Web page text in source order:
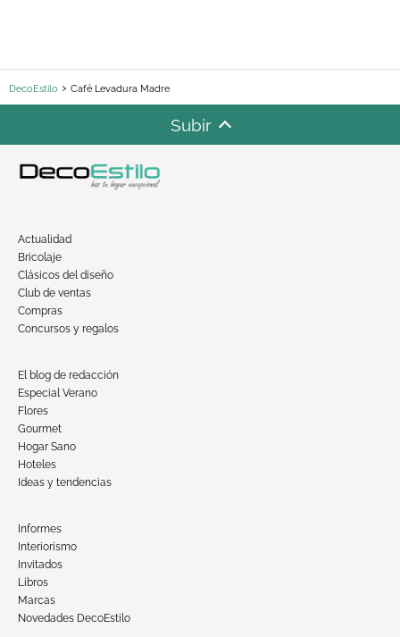
DecoEstilo Café Levadura Madre
Subir
Actualidad
Bricolaje
Clásicos del diseño
Club de ventas
Compras
Concursos y regalos
El blog de redacción
Especial Verano
Flores
Gourmet
Hogar Sano
Hoteles
Ideas y tendencias
Informes
Interiorismo
Invitados
Libros
Marcas
Novedades DecoEstilo